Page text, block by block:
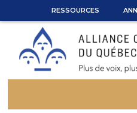
RESSOURCES